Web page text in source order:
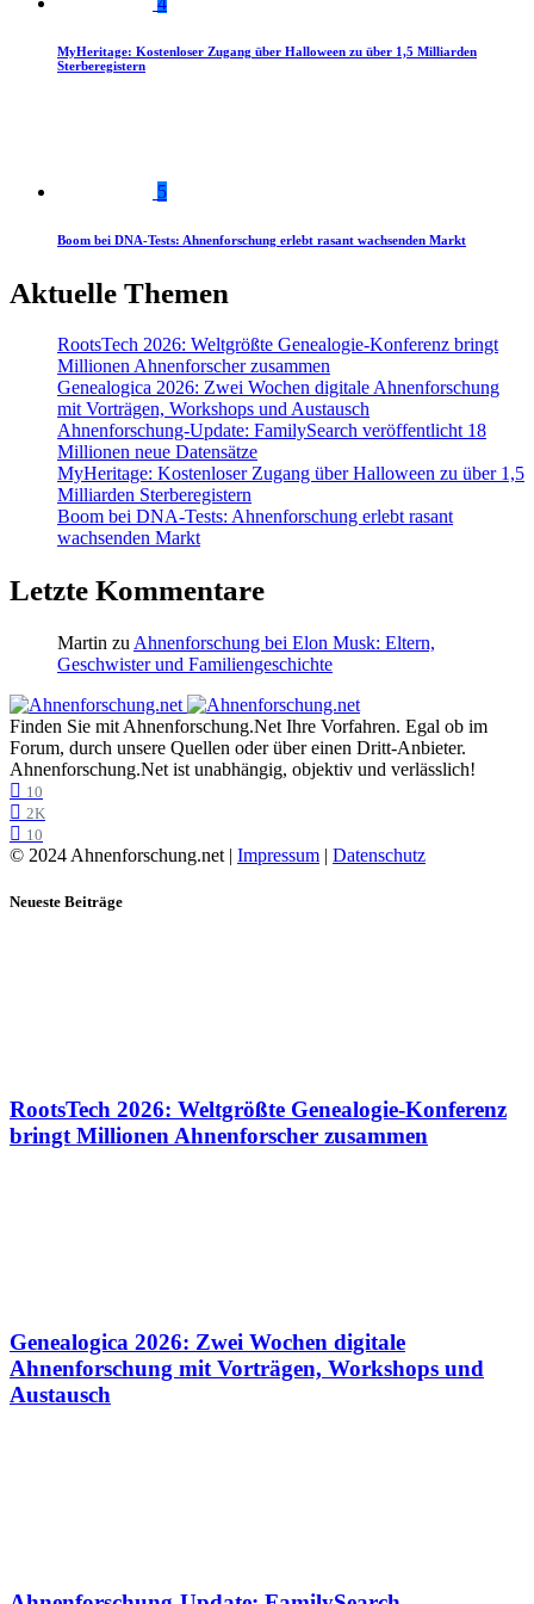
MyHeritage: Kostenloser Zugang über Halloween zu über 1,5 Milliarden
Sterberegistern
5
Boom bei DNA-Tests: Ahnenforschung erlebt rasant wachsenden Markt
Aktuelle Themen
RootsTech 2026: Weltgrößte Genealogie-Konferenz bringt
Millionen Ahnenforscher zusammen
Genealogica 2026: Zwei Wochen digitale Ahnenforschung
mit Vorträgen, Workshops und Austausch
Ahnenforschung-Update: FamilySearch veröffentlicht 18
Millionen neue Datensätze
MyHeritage: Kostenloser Zugang über Halloween zu über 1,5
Milliarden Sterberegistern
Boom bei DNA-Tests: Ahnenforschung erlebt rasant
wachsenden Markt
Letzte Kommentare
Martin zu Ahnenforschung bei Elon Musk: Eltern,
Geschwister und Familiengeschichte
Finden Sie mit Ahnenforschung.Net Ihre Vorfahren. Egal ob im
Forum, durch unsere Quellen oder über einen Dritt-Anbieter.
Ahnenforschung.Net ist unabhängig, objektiv und verlässlich!
10
2K
10
© 2024 Ahnenforschung.net | Impressum | Datenschutz
Neueste Beiträge
RootsTech 2026: Weltgrößte Genealogie-Konferenz
bringt Millionen Ahnenforscher zusammen
Genealogica 2026: Zwei Wochen digitale
Ahnenforschung mit Vorträgen, Workshops und
Austausch